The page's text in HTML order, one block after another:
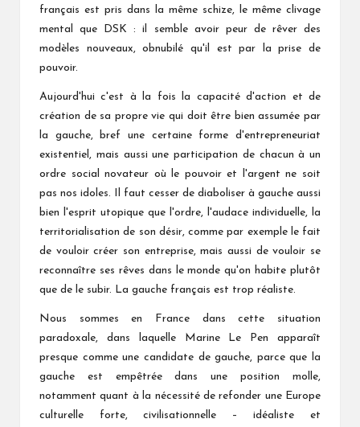
français est pris dans la même schize, le même clivage
mental que DSK : il semble avoir peur de rêver des
modèles nouveaux, obnubilé qu'il est par la prise de
pouvoir.
Aujourd'hui c'est à la fois la capacité d'action et de
création de sa propre vie qui doit être bien assumée par
la gauche, bref une certaine forme d'entrepreneuriat
existentiel, mais aussi une participation de chacun à un
ordre social novateur où le pouvoir et l'argent ne soit
pas nos idoles. Il faut cesser de diaboliser à gauche aussi
bien l'esprit utopique que l'ordre, l'audace individuelle, la
territorialisation de son désir, comme par exemple le fait
de vouloir créer son entreprise, mais aussi de vouloir se
reconnaître ses rêves dans le monde qu'on habite plutôt
que de le subir. La gauche français est trop réaliste.
Nous sommes en France dans cette situation
paradoxale, dans laquelle Marine Le Pen apparaît
presque comme une candidate de gauche, parce que la
gauche est empêtrée dans une position molle,
notamment quant à la nécessité de refonder une Europe
culturelle forte, civilisationnelle – idéaliste et